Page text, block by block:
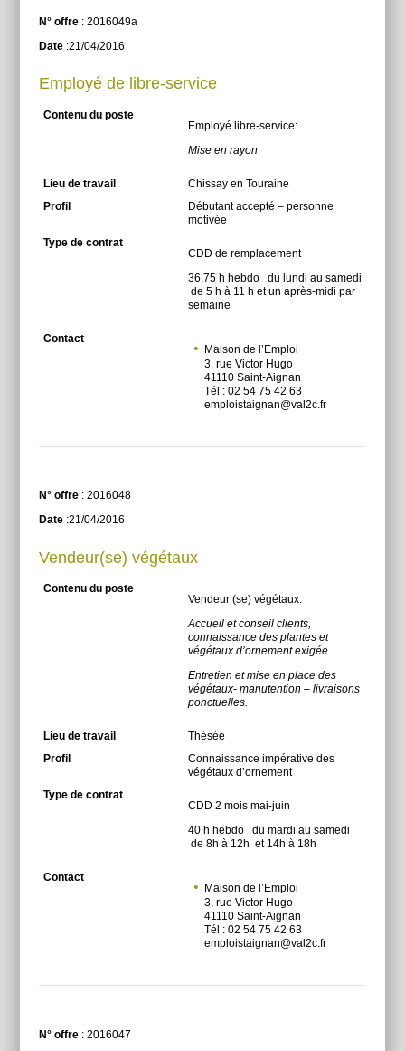
N° offre: 2016049a
Date:21/04/2016
Employé de libre-service
Contenu du poste
Employé libre-service:
Mise en rayon
Lieu de travail
Chissay en Touraine
Profil
Débutant accepté – personne
motivée
Type de contrat
CDD de remplacement
36,75 h hebdo du lundi au samedi
de 5 h à 11 h et un après-midi par
semaine
Contact
Maison de l’Emploi
3, rue Victor Hugo
41110 Saint-Aignan
Tél : 02 54 75 42 63
emploistaignan@val2c.fr
N° offre: 2016048
Date:21/04/2016
Vendeur(se) végétaux
Contenu du poste
Vendeur (se) végétaux:
Accueil et conseil clients,
connaissance des plantes et
végétaux d’ornement exigée.
Entretien et mise en place des
végétaux- manutention – livraisons
ponctuelles.
Lieu de travail
Thésée
Profil
Connaissance impérative des
végétaux d’ornement
Type de contrat
CDD 2 mois mai-juin
40 h hebdo du mardi au samedi
de 8h à 12h et 14h à 18h
Contact
Maison de l’Emploi
3, rue Victor Hugo
41110 Saint-Aignan
Tél : 02 54 75 42 63
emploistaignan@val2c.fr
N° offre: 2016047